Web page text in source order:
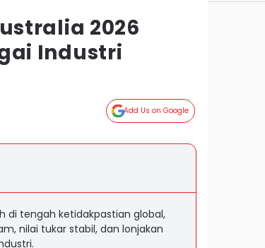
2026
Industri
Add Us on Google
di tengah ketidakpastian global,
nilai tukar stabil, dan lonjakan